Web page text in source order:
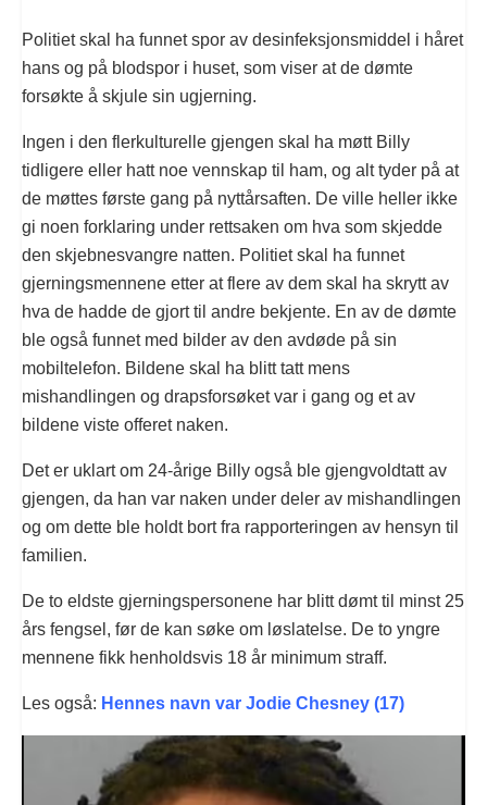
Politiet skal ha funnet spor av desinfeksjonsmiddel i håret
hans og på blodspor i huset, som viser at de dømte
forsøkte å skjule sin ugjerning.
Ingen i den flerkulturelle gjengen skal ha møtt Billy
tidligere eller hatt noe vennskap til ham, og alt tyder på at
de møttes første gang på nyttårsaften. De ville heller ikke
gi noen forklaring under rettsaken om hva som skjedde
den skjebnesvangre natten. Politiet skal ha funnet
gjerningsmennene etter at flere av dem skal ha skrytt av
hva de hadde de gjort til andre bekjente. En av de dømte
ble også funnet med bilder av den avdøde på sin
mobiltelefon. Bildene skal ha blitt tatt mens
mishandlingen og drapsforsøket var i gang og et av
bildene viste offeret naken.
Det er uklart om 24-årige Billy også ble gjengvoldtatt av
gjengen, da han var naken under deler av mishandlingen
og om dette ble holdt bort fra rapporteringen av hensyn til
familien.
De to eldste gjerningspersonene har blitt dømt til minst 25
års fengsel, før de kan søke om løslatelse. De to yngre
mennene fikk henholdsvis 18 år minimum straff.
Les også: Hennes navn var Jodie Chesney (17)